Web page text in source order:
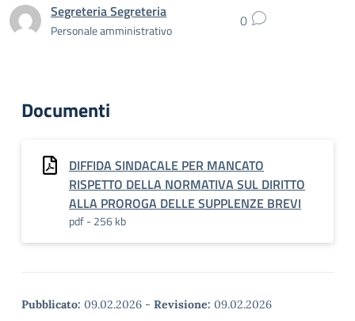
Segreteria Segreteria
Personale amministrativo 0
Documenti
DIFFIDA SINDACALE PER MANCATO
RISPETTO DELLA NORMATIVA SUL DIRITTO
ALLA PROROGA DELLE SUPPLENZE BREVI
pdf - 256 kb
Pubblicato: 09.02.2026 - Revisione: 09.02.2026